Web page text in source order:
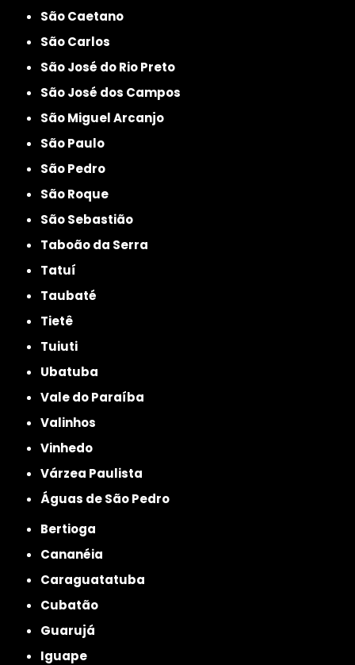
São Caetano
São Carlos
São José do Rio Preto
São José dos Campos
São Miguel Arcanjo
São Paulo
São Pedro
São Roque
São Sebastião
Taboão da Serra
Tatuí
Taubaté
Tietê
Tuiuti
Ubatuba
Vale do Paraíba
Valinhos
Vinhedo
Várzea Paulista
Águas de São Pedro
Bertioga
Cananéia
Caraguatatuba
Cubatão
Guarujá
Iguape